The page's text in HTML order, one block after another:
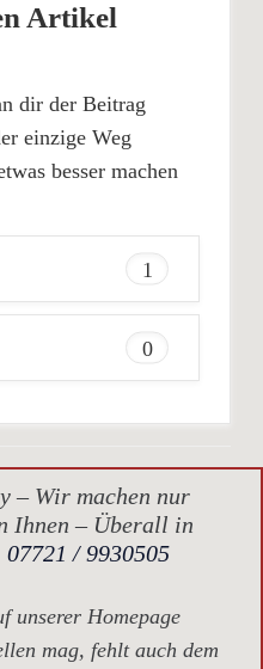
Artikel
dir der Beitrag
einzige Weg
besser machen
1
0
– Wir machen nur
Ihnen – Überall in
07721 / 9930505
unserer Homepage
mag, fehlt auch dem